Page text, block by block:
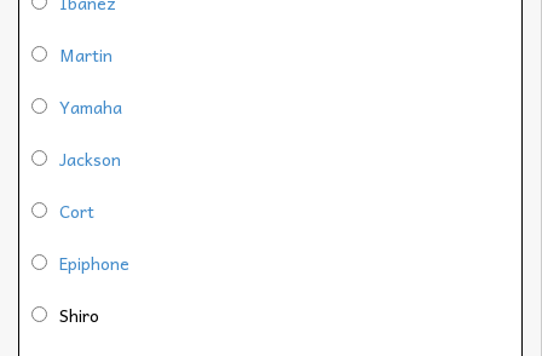
Martin
Yamaha
Jackson
Cort
Epiphone
Shiro